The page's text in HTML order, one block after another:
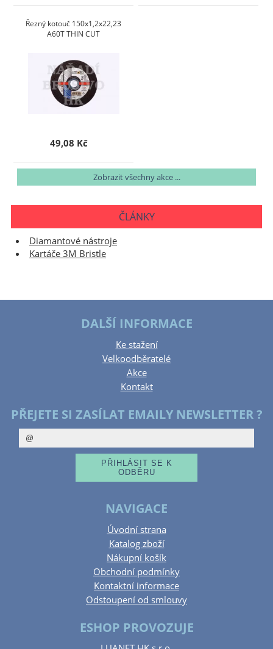
Řezný kotouč 150x1,2x22,23
A60T THIN CUT
49,08 Kč
Zobrazit všechny akce ...
ČLÁNKY
Diamantové nástroje
Kartáče 3M Bristle
DALŠÍ INFORMACE
Ke stažení
Velkoodběratelé
Akce
Kontakt
PŘEJETE SI ZASÍLAT EMAILY NEWSLETTER ?
NAVIGACE
Úvodní strana
Katalog zboží
Nákupní košík
Obchodní podmínky
Kontaktní informace
Odstoupení od smlouvy
ESHOP PROVOZUJE